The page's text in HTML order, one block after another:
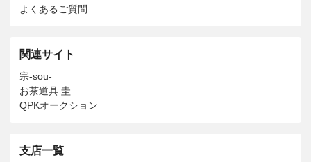
よくあるご質問
関連サイト
宗-sou-
お茶道具 圭
QPKオークション
支店一覧